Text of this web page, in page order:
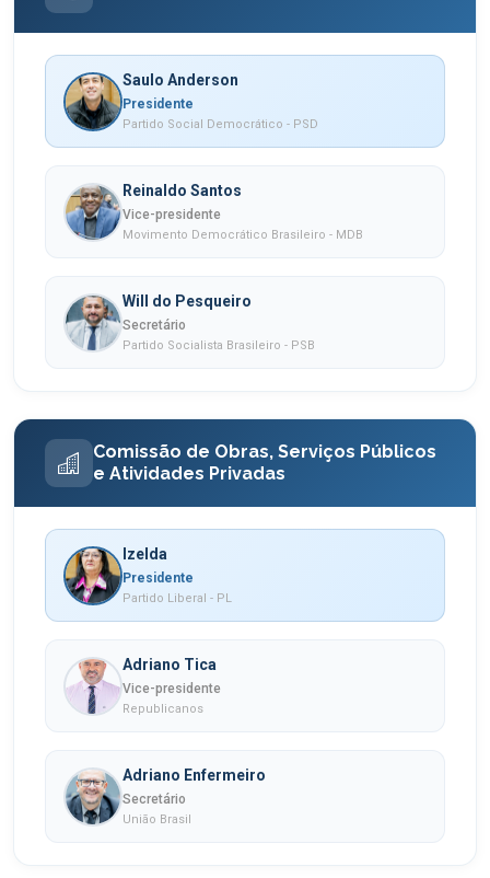
Saulo Anderson
Presidente
Partido Social Democrático - PSD
Reinaldo Santos
Vice-presidente
Movimento Democrático Brasileiro - MDB
Will do Pesqueiro
Secretário
Partido Socialista Brasileiro - PSB
Comissão de Obras, Serviços Públicos
e Atividades Privadas
Izelda
Presidente
Partido Liberal - PL
Adriano Tica
Vice-presidente
Republicanos
Adriano Enfermeiro
Secretário
União Brasil